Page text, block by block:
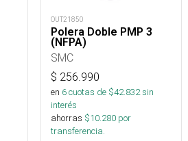
OUT21850
Polera Doble PMP 3
(NFPA)
SMC
$ 256.990
en 6cuotas de $42.832sin
interés
ahorras $10.280 por
transferencia.